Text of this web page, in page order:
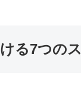
る7つの